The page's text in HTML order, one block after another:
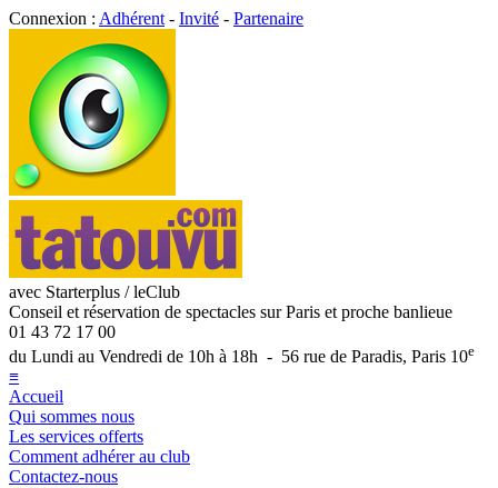
Connexion : Adhérent - Invité - Partenaire
avec Starterplus / leClub
Conseil et réservation de spectacles sur Paris et proche banlieue
01 43 72 17 00
du Lundi au Vendredi de 10h à 18h - 56 rue de Paradis, Paris 10e
≡
Accueil
Qui sommes nous
Les services offerts
Comment adhérer au club
Contactez-nous